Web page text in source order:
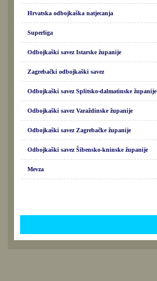
Hrvatska odbojkaška natjecanja
Superliga
Odbojkaški savez Istarske županije
Zagrebački odbojkaški savez
Odbojkaški savez Splitsko-dalmatinske županije
Odbojkaški savez Varaždinske županije
Odbojkaški savez Zagrebačke županije
Odbojkaški savez Šibensko-kninske županije
Mevza